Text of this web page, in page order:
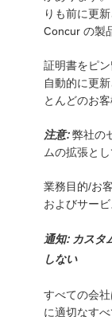
りも前に更
Concur の製
証明書をピ
自動的に更
とんどのお
注意:弊社の
ムの拡張と
業務目的/お
およびサー
通知: カスタ
しない
すべての会
に適切なす